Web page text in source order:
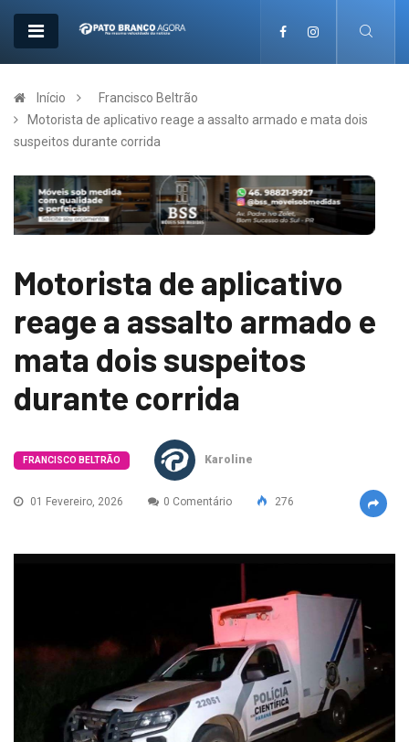
Início
Francisco Beltrão
Motorista de aplicativo reage a assalto armado e mata dois
suspeitos durante corrida
Motorista de aplicativo
reage a assalto armado e
mata dois suspeitos
durante corrida
FRANCISCO BELTRÃO Karoline
01 Fevereiro, 2026 0 Comentário 276